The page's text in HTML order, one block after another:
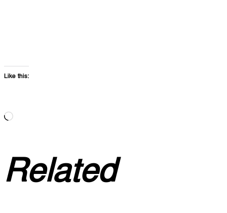
Like this:
Loading…
Related